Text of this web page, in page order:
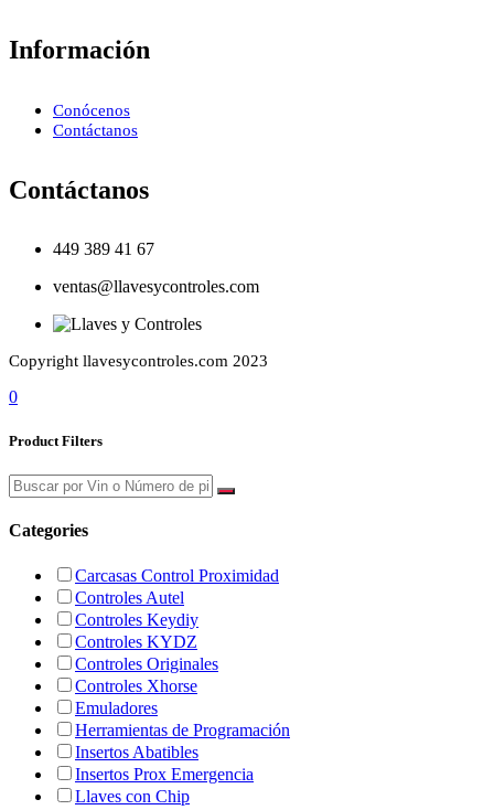
Información
Conócenos
Contáctanos
Contáctanos
449 389 41 67
ventas@llavesycontroles.com
Copyright llavesycontroles.com 2023
0
Product Filters
Categories
Carcasas Control Proximidad
Controles Autel
Controles Keydiy
Controles KYDZ
Controles Originales
Controles Xhorse
Emuladores
Herramientas de Programación
Insertos Abatibles
Insertos Prox Emergencia
Llaves con Chip